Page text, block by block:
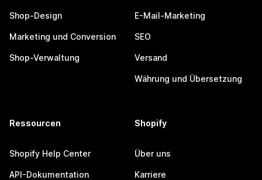
Shop-Design
Marketing und Conversion
Shop-Verwaltung
E-Mail-Marketing
SEO
Versand
Währung und Übersetzung
Ressourcen
Shopify Help Center
API-Dokumentation
Shopify
Über uns
Karriere